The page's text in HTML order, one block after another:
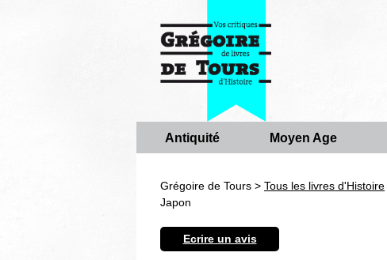
Antiquité Moyen Age
Grégoire de Tours > Tous les livres d'Histoire
Japon
Ecrire un avis